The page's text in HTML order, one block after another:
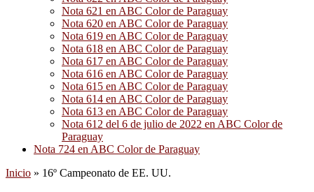
Nota 621 en ABC Color de Paraguay
Nota 620 en ABC Color de Paraguay
Nota 619 en ABC Color de Paraguay
Nota 618 en ABC Color de Paraguay
Nota 617 en ABC Color de Paraguay
Nota 616 en ABC Color de Paraguay
Nota 615 en ABC Color de Paraguay
Nota 614 en ABC Color de Paraguay
Nota 613 en ABC Color de Paraguay
Nota 612 del 6 de julio de 2022 en ABC Color de
Paraguay
Nota 724 en ABC Color de Paraguay
Inicio » 16º Campeonato de EE. UU.